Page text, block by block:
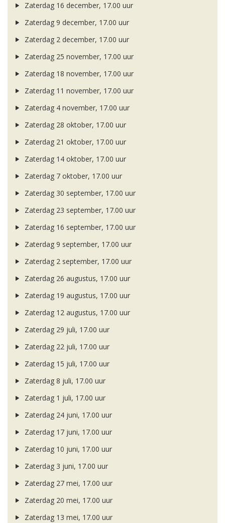
Zaterdag 16 december, 17.00 uur
Zaterdag 9 december, 17.00 uur
Zaterdag 2 december, 17.00 uur
Zaterdag 25 november, 17.00 uur
Zaterdag 18 november, 17.00 uur
Zaterdag 11 november, 17.00 uur
Zaterdag 4 november, 17.00 uur
Zaterdag 28 oktober, 17.00 uur
Zaterdag 21 oktober, 17.00 uur
Zaterdag 14 oktober, 17.00 uur
Zaterdag 7 oktober, 17.00 uur
Zaterdag 30 september, 17.00 uur
Zaterdag 23 september, 17.00 uur
Zaterdag 16 september, 17.00 uur
Zaterdag 9 september, 17.00 uur
Zaterdag 2 september, 17.00 uur
Zaterdag 26 augustus, 17.00 uur
Zaterdag 19 augustus, 17.00 uur
Zaterdag 12 augustus, 17.00 uur
Zaterdag 29 juli, 17.00 uur
Zaterdag 22 juli, 17.00 uur
Zaterdag 15 juli, 17.00 uur
Zaterdag 8 juli, 17.00 uur
Zaterdag 1 juli, 17.00 uur
Zaterdag 24 juni, 17.00 uur
Zaterdag 17 juni, 17.00 uur
Zaterdag 10 juni, 17.00 uur
Zaterdag 3 juni, 17.00 uur
Zaterdag 27 mei, 17.00 uur
Zaterdag 20 mei, 17.00 uur
Zaterdag 13 mei, 17.00 uur